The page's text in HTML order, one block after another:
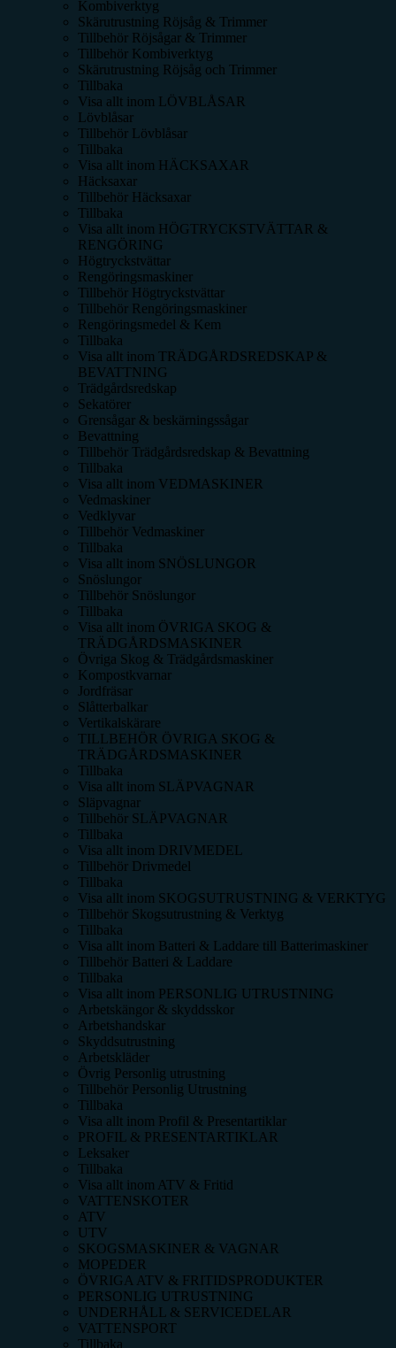
Kombiverktyg
Skärutrustning Röjsåg & Trimmer
Tillbehör Röjsågar & Trimmer
Tillbehör Kombiverktyg
Skärutrustning Röjsåg och Trimmer
Tillbaka
Visa allt inom LÖVBLÅSAR
Lövblåsar
Tillbehör Lövblåsar
Tillbaka
Visa allt inom HÄCKSAXAR
Häcksaxar
Tillbehör Häcksaxar
Tillbaka
Visa allt inom HÖGTRYCKSTVÄTTAR &
RENGÖRING
Högtryckstvättar
Rengöringsmaskiner
Tillbehör Högtryckstvättar
Tillbehör Rengöringsmaskiner
Rengöringsmedel & Kem
Tillbaka
Visa allt inom TRÄDGÅRDSREDSKAP &
BEVATTNING
Trädgårdsredskap
Sekatörer
Grensågar & beskärningssågar
Bevattning
Tillbehör Trädgårdsredskap & Bevattning
Tillbaka
Visa allt inom VEDMASKINER
Vedmaskiner
Vedklyvar
Tillbehör Vedmaskiner
Tillbaka
Visa allt inom SNÖSLUNGOR
Snöslungor
Tillbehör Snöslungor
Tillbaka
Visa allt inom ÖVRIGA SKOG &
TRÄDGÅRDSMASKINER
Övriga Skog & Trädgårdsmaskiner
Kompostkvarnar
Jordfräsar
Slåtterbalkar
Vertikalskärare
TILLBEHÖR ÖVRIGA SKOG &
TRÄDGÅRDSMASKINER
Tillbaka
Visa allt inom SLÄPVAGNAR
Släpvagnar
Tillbehör SLÄPVAGNAR
Tillbaka
Visa allt inom DRIVMEDEL
Tillbehör Drivmedel
Tillbaka
Visa allt inom SKOGSUTRUSTNING & VERKTYG
Tillbehör Skogsutrustning & Verktyg
Tillbaka
Visa allt inom Batteri & Laddare till Batterimaskiner
Tillbehör Batteri & Laddare
Tillbaka
Visa allt inom PERSONLIG UTRUSTNING
Arbetskängor & skyddsskor
Arbetshandskar
Skyddsutrustning
Arbetskläder
Övrig Personlig utrustning
Tillbehör Personlig Utrustning
Tillbaka
Visa allt inom Profil & Presentartiklar
PROFIL & PRESENTARTIKLAR
Leksaker
Tillbaka
Visa allt inom ATV & Fritid
VATTENSKOTER
ATV
UTV
SKOGSMASKINER & VAGNAR
MOPEDER
ÖVRIGA ATV & FRITIDSPRODUKTER
PERSONLIG UTRUSTNING
UNDERHÅLL & SERVICEDELAR
VATTENSPORT
Tillbaka